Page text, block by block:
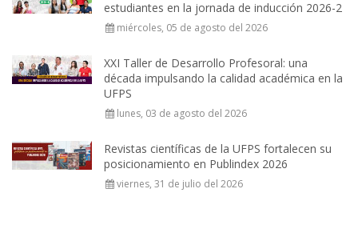
estudiantes en la jornada de inducción 2026-2
miércoles, 05 de agosto del 2026
XXI Taller de Desarrollo Profesoral: una
década impulsando la calidad académica en la
UFPS
lunes, 03 de agosto del 2026
Revistas científicas de la UFPS fortalecen su
posicionamiento en Publindex 2026
viernes, 31 de julio del 2026